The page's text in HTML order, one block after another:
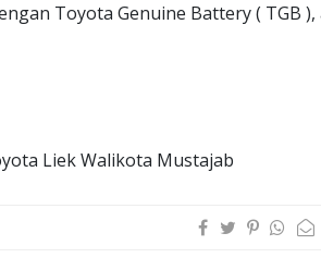
Toyota Genuine Battery ( TGB
Liek Walikota Mustajab